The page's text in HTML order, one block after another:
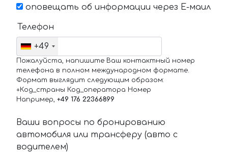
оповещать об информации через Е-маил
Телефон
+49
Пожалуйста, напишите Ваш контактный номер
телефона в полном международном формате.
Формат выглядит следующим образом:
+Код_страны Код_оператора Номер
Например, +49 176 22366899
Ваши вопросы по бронированию
автомобиля или трансферу (авто с
водителем)